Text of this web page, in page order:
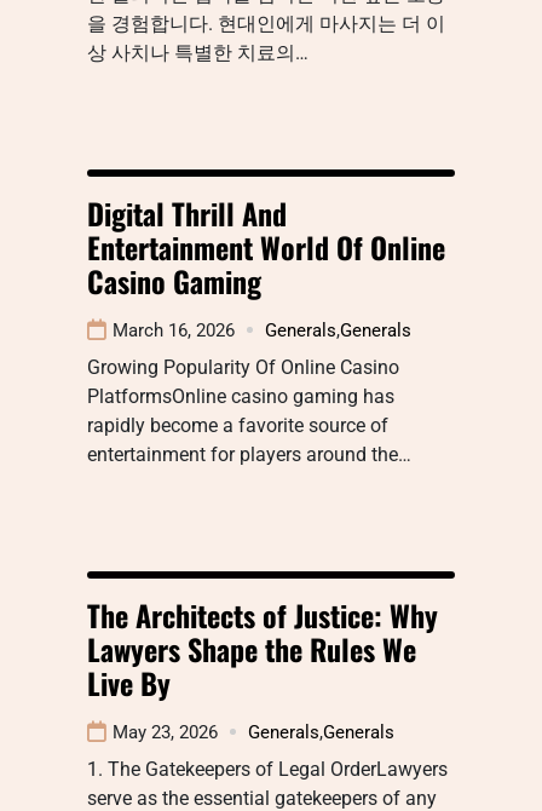
을 경험합니다. 현대인에게 마사지는 더 이
상 사치나 특별한 치료의…
Digital Thrill And
Entertainment World Of Online
Casino Gaming
March 16, 2026 Generals,Generals
Growing Popularity Of Online Casino
PlatformsOnline casino gaming has
rapidly become a favorite source of
entertainment for players around the…
The Architects of Justice: Why
Lawyers Shape the Rules We
Live By
May 23, 2026 Generals,Generals
1. The Gatekeepers of Legal OrderLawyers
serve as the essential gatekeepers of any